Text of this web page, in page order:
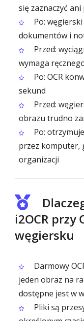
się zaznaczyć
Po:
dokumentów i
Przed:
wymaga
Po: OCR
sekund
Przed:
obrazu trudno
Po:
przez komputer,
organizacji
i2OCR przy
węgiersku
Darmowy
jeden obraz na
dostępne jest w
Pliki są